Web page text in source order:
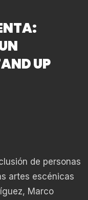
UP
de personas
artes escénicas
Marco